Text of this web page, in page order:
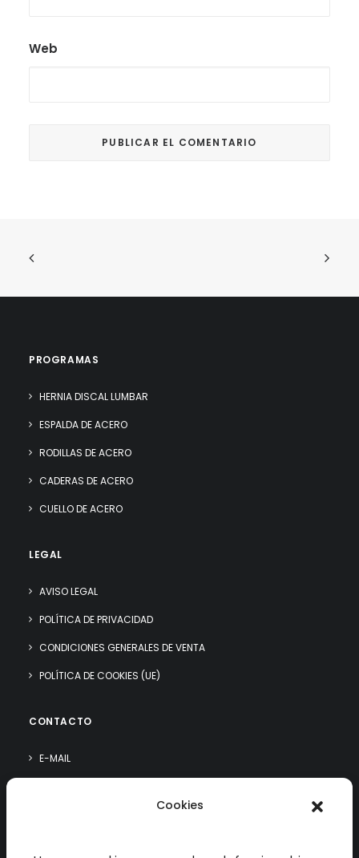
Cookies
Web
PROGRAMAS
HERNIA DISCAL LUMBAR
ESPALDA DE ACERO
RODILLAS DE ACERO
CADERAS DE ACERO
CUELLO DE ACERO
LEGAL
AVISO LEGAL
POLÍTICA DE PRIVACIDAD
CONDICIONES GENERALES DE VENTA
POLÍTICA DE COOKIES (UE)
CONTACTO
E-MAIL